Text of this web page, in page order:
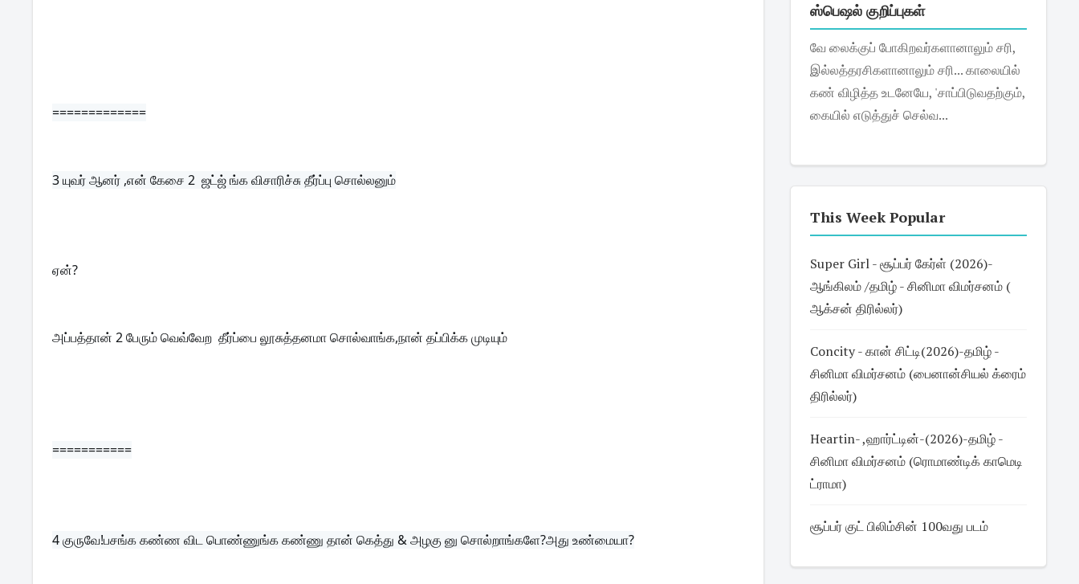
=============
3 யுவர் ஆனர் ,என் கேசை 2  ஜட்ஜ் ங்க விசாரிச்சு தீர்ப்பு சொல்லனும்
ஏன்?
அப்பத்தான் 2 பேரும் வெவ்வேற  தீர்ப்பை லூசுத்தனமா சொல்வாங்க,நான் தப்பிக்க முடியும்
===========
4 குருவே!பசங்க கண்ண விட பொண்ணுங்க கண்ணு தான் கெத்து & அழகு னு சொல்றாங்களே?அது உண்மையா?
ஸ்பெஷல் குறிப்புகள்
வே லைக்குப் போகிறவர்களானாலும் சரி,
இல்லத்தரசிகளானாலும் சரி... காலையில்
கண் விழித்த உடனேயே, 'சாப்பிடுவதற்கும்,
கையில் எடுத்துச் செல்வ...
This Week Popular
Super Girl - சூப்பர் கேர்ள் (2026)-
ஆங்கிலம் /தமிழ் - சினிமா விமர்சனம் (
ஆக்சன் திரில்லர்)
Concity - கான் சிட்டி(2026)-தமிழ் -
சினிமா விமர்சனம் (பைனான்சியல் க்ரைம்
திரில்லர்)
Heartin- ,ஹார்ட்டின்-(2026)-தமிழ் -
சினிமா விமர்சனம் (ரொமாண்டிக் காமெடி
ட்ராமா)
சூப்பர் குட் பிலிம்சின் 100வது படம்